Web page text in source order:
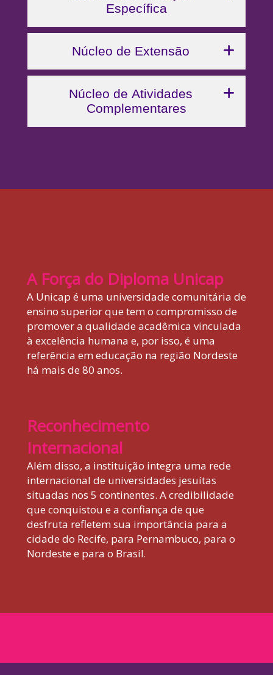
Específica
Núcleo de Extensão
Núcleo de Atividades
Complementares
A Força do Diploma Unicap
A Unicap é uma universidade comunitária de
ensino superior que tem o compromisso de
promover a qualidade acadêmica vinculada
à excelência humana e, por isso, é uma
referência em educação na região Nordeste
há mais de 80 anos.
Reconhecimento
Internacional
Além disso, a instituição integra uma rede
internacional de universidades jesuítas
situadas nos 5 continentes. A credibilidade
que conquistou e a confiança de que
desfruta refletem sua importância para a
cidade do Recife, para Pernambuco, para o
Nordeste e para o Brasil.